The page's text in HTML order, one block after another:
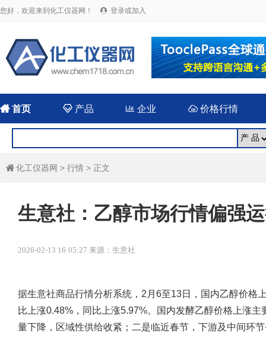
您好，欢迎来到化工仪器网！  登录或加入
首页 产品  企业 价格行情
 化工仪器网 > 行情 > 正文
生意社：乙醇市场行情偏强
2026-02-13 16:05:27 来源：生意社
据生意社商品行情分析系统，2月6至13日，国内乙醇价格
比上涨0.48%，同比上涨5.97%。国内发酵乙醇价格上涨
量下降，区域性供给收紧；二是临近春节，下游及中间环